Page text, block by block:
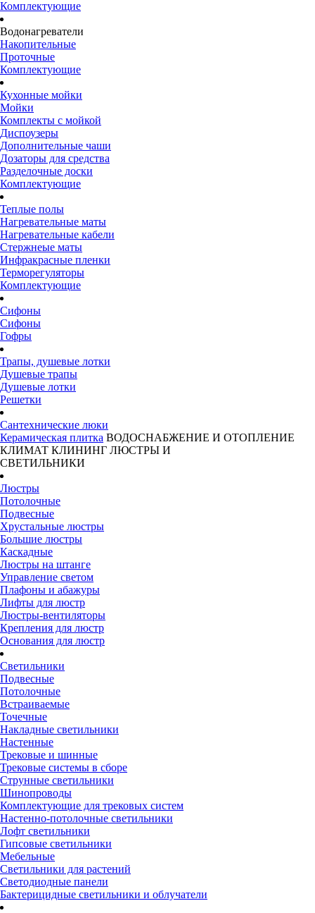
Комплектующие
Водонагреватели
Накопительные
Проточные
Комплектующие
Кухонные мойки
Мойки
Комплекты с мойкой
Диспоузеры
Дополнительные чаши
Дозаторы для средства
Разделочные доски
Комплектующие
Теплые полы
Нагревательные маты
Нагревательные кабели
Стержнеые маты
Инфракрасные пленки
Терморегуляторы
Комплектующие
Сифоны
Сифоны
Гофры
Трапы, душевые лотки
Душевые трапы
Душевые лотки
Решетки
Сантехнические люки
Керамическая плитка ВОДОСНАБЖЕНИЕ И ОТОПЛЕНИЕ
КЛИМАТ КЛИНИНГ ЛЮСТРЫ И
СВЕТИЛЬНИКИ
Люстры
Потолочные
Подвесные
Хрустальные люстры
Большие люстры
Каскадные
Люстры на штанге
Управление светом
Плафоны и абажуры
Лифты для люстр
Люстры-вентиляторы
Крепления для люстр
Основания для люстр
Светильники
Подвесные
Потолочные
Встраиваемые
Точечные
Накладные светильники
Настенные
Трековые и шинные
Трековые системы в сборе
Струнные светильники
Шинопроводы
Комплектующие для трековых систем
Настенно-потолочные светильники
Лофт светильники
Гипсовые светильники
Мебельные
Светильники для растений
Светодиодные панели
Бактерицидные светильники и облучатели